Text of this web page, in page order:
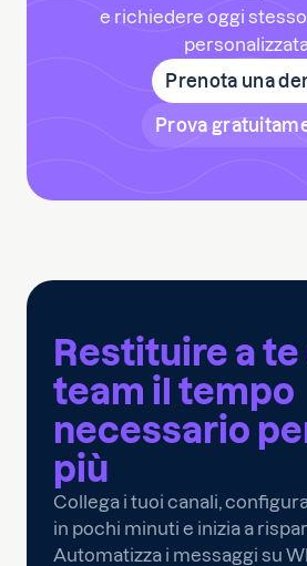
e richiedere oggi
Prenota una
Prova
Restituire a te
team il tempo
necessario
più
Collega i tuoi canali,
in pochi minuti e inizia a
Automatizza i messaggi su